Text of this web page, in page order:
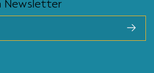
Newsletter